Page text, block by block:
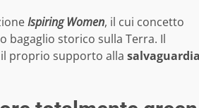
Ispiring Women, il cui concetto
bagaglio storico sulla Terra. Il
proprio supporto alla